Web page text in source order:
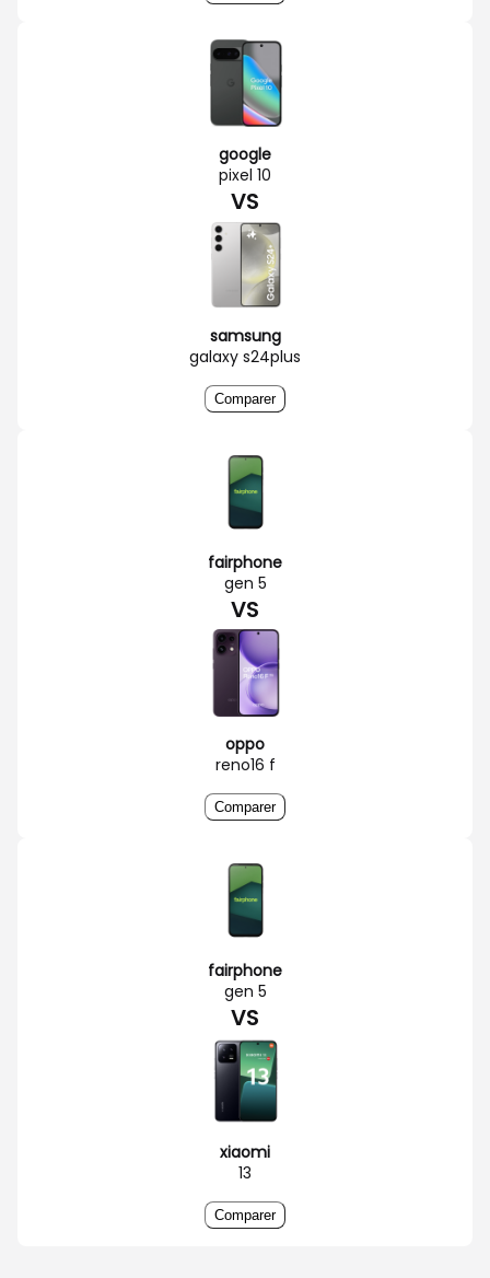
google
pixel 10
VS
samsung
galaxy s24plus
Comparer
fairphone
gen 5
VS
oppo
reno16 f
Comparer
fairphone
gen 5
VS
xiaomi
13
Comparer